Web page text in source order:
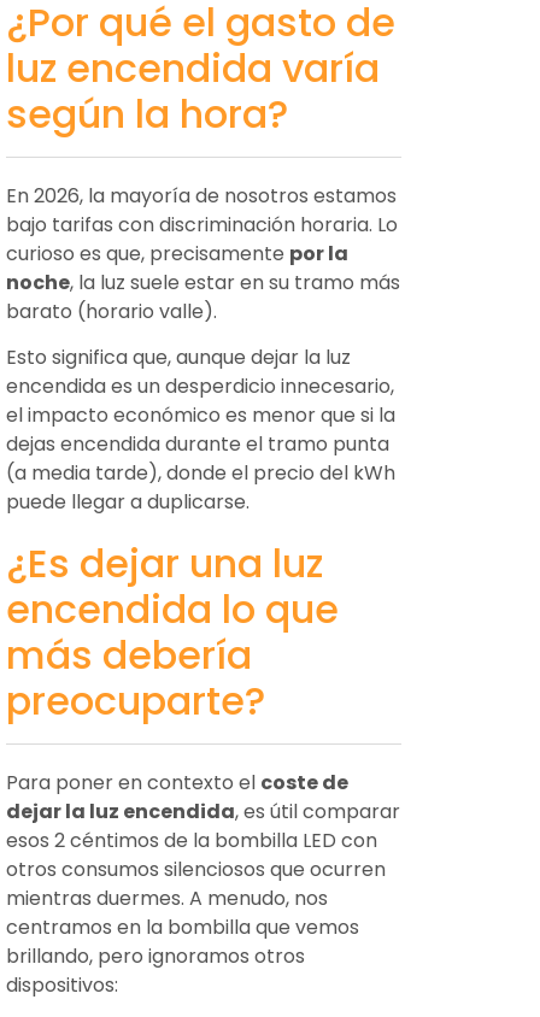
¿Por qué el gasto de
luz encendida varía
según la hora?
En 2026, la mayoría de nosotros estamos
bajo tarifas con discriminación horaria. Lo
curioso es que, precisamente por la
noche, la luz suele estar en su tramo más
barato (horario valle).
Esto significa que, aunque dejar la luz
encendida es un desperdicio innecesario,
el impacto económico es menor que si la
dejas encendida durante el tramo punta
(a media tarde), donde el precio del kWh
puede llegar a duplicarse.
¿Es dejar una luz
encendida lo que
más debería
preocuparte?
Para poner en contexto el coste de
dejar la luz encendida, es útil comparar
esos 2 céntimos de la bombilla LED con
otros consumos silenciosos que ocurren
mientras duermes. A menudo, nos
centramos en la bombilla que vemos
brillando, pero ignoramos otros
dispositivos: